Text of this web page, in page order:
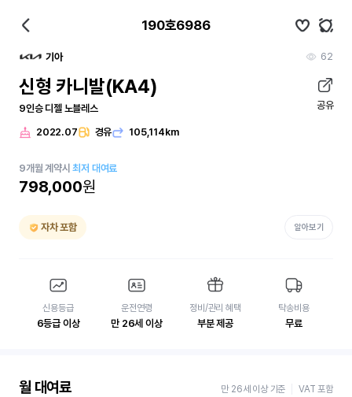
190호6986
기아 62
신형 카니발(KA4)
9인승 디젤 노블레스 공유
2022.07 경유 105,114km
9개월 계약시최저 대여료
798,000원
자차 포함 알아보기
신용등급
6등급 이상
운전연령
만 26세 이상
정비/관리 혜택
부분 제공
탁송비용
무료
월 대여료 만 26세 이상 기준 VAT 포함